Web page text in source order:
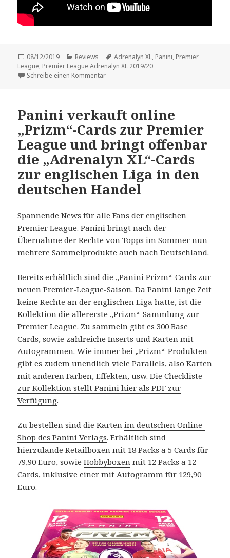
Veröffentlicht
am
08/12/2019 Kategorien
Reviews Schlagwörter
Adrenalyn XL, Panini, Premier
League, Premier League Adrenalyn XL 2019/20
Schreibe einen Kommentarzu Vorstellung: „Premier League
Panini verkauft online
„Prizm“-Cards zur Premier
League und bringt offenbar
die „Adrenalyn XL“-Cards
zur englischen Liga in den
deutschen Handel
Spannende News für alle Fans der englischen
Premier League. Panini bringt nach der
Übernahme der Rechte von Topps im Sommer nun
mehrere Sammelprodukte auch nach Deutschland.
Bereits erhältlich sind die „Panini Prizm“-Cards zur
neuen Premier-League-Saison. Da Panini lange Zeit
keine Rechte an der englischen Liga hatte, ist die
Kollektion die allererste „Prizm“-Sammlung zur
Premier League. Zu sammeln gibt es 300 Base
Cards, sowie zahlreiche Inserts und Karten mit
Autogrammen. Wie immer bei „Prizm“-Produkten
gibt es zudem unendlich viele Parallels, also Karten
mit anderen Farben, Effekten, usw.Die Checkliste
zur Kollektion stellt Panini hier als PDF zur
Verfügung.
Zu bestellen sind die Kartenim deutschen Online-
Shop des Panini Verlags. Erhältlich sind
hierzulandeRetailboxen mit 18 Packs a 5 Cards für
79,90 Euro, sowieHobbyboxen mit 12 Packs a 12
Cards, inklusive einer mit Autogramm für 129,90
Euro.